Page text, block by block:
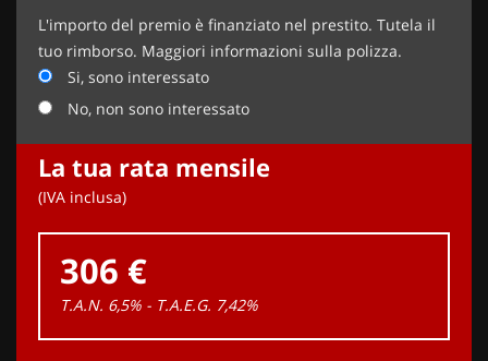
L'importo del premio è finanziato nel prestito. Tutela il
tuo rimborso. Maggiori informazioni sulla polizza.
Si, sono interessato
No, non sono interessato
La tua rata mensile
(IVA inclusa)
306 €
T.A.N. 6,5% - T.A.E.G. 7,42%